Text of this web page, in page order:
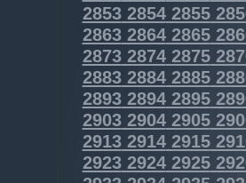
285328542855
286328642865
287328742875
288328842885
289328942895
290329042905
291329142915
292329242925